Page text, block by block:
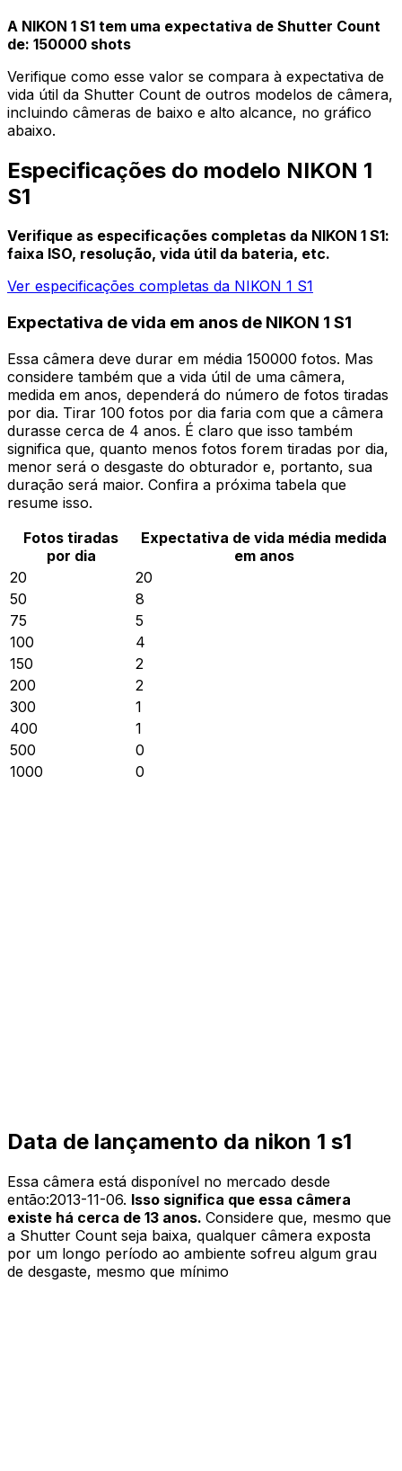
A NIKON 1 S1 tem uma expectativa de Shutter Count
de: 150000 shots
Verifique como esse valor se compara à expectativa de
vida útil da Shutter Count de outros modelos de câmera,
incluindo câmeras de baixo e alto alcance, no gráfico
abaixo.
Especificações do modelo NIKON 1
S1
Verifique as especificações completas da NIKON 1 S1:
faixa ISO, resolução, vida útil da bateria, etc.
Ver especificações completas da NIKON 1 S1
Expectativa de vida em anos de NIKON 1 S1
Essa câmera deve durar em média 150000 fotos. Mas
considere também que a vida útil de uma câmera,
medida em anos, dependerá do número de fotos tiradas
por dia. Tirar 100 fotos por dia faria com que a câmera
durasse cerca de 4 anos. É claro que isso também
significa que, quanto menos fotos forem tiradas por dia,
menor será o desgaste do obturador e, portanto, sua
duração será maior. Confira a próxima tabela que
resume isso.
Fotos tiradas
por dia
Expectativa de vida média medida
em anos
20
20
50
8
75
5
100
4
150
2
200
2
300
1
400
1
500
0
1000
0
Data de lançamento da nikon 1 s1
Essa câmera está disponível no mercado desde
então:2013-11-06. Isso significa que essa câmera
existe há cerca de 13 anos. Considere que, mesmo que
a Shutter Count seja baixa, qualquer câmera exposta
por um longo período ao ambiente sofreu algum grau
de desgaste, mesmo que mínimo